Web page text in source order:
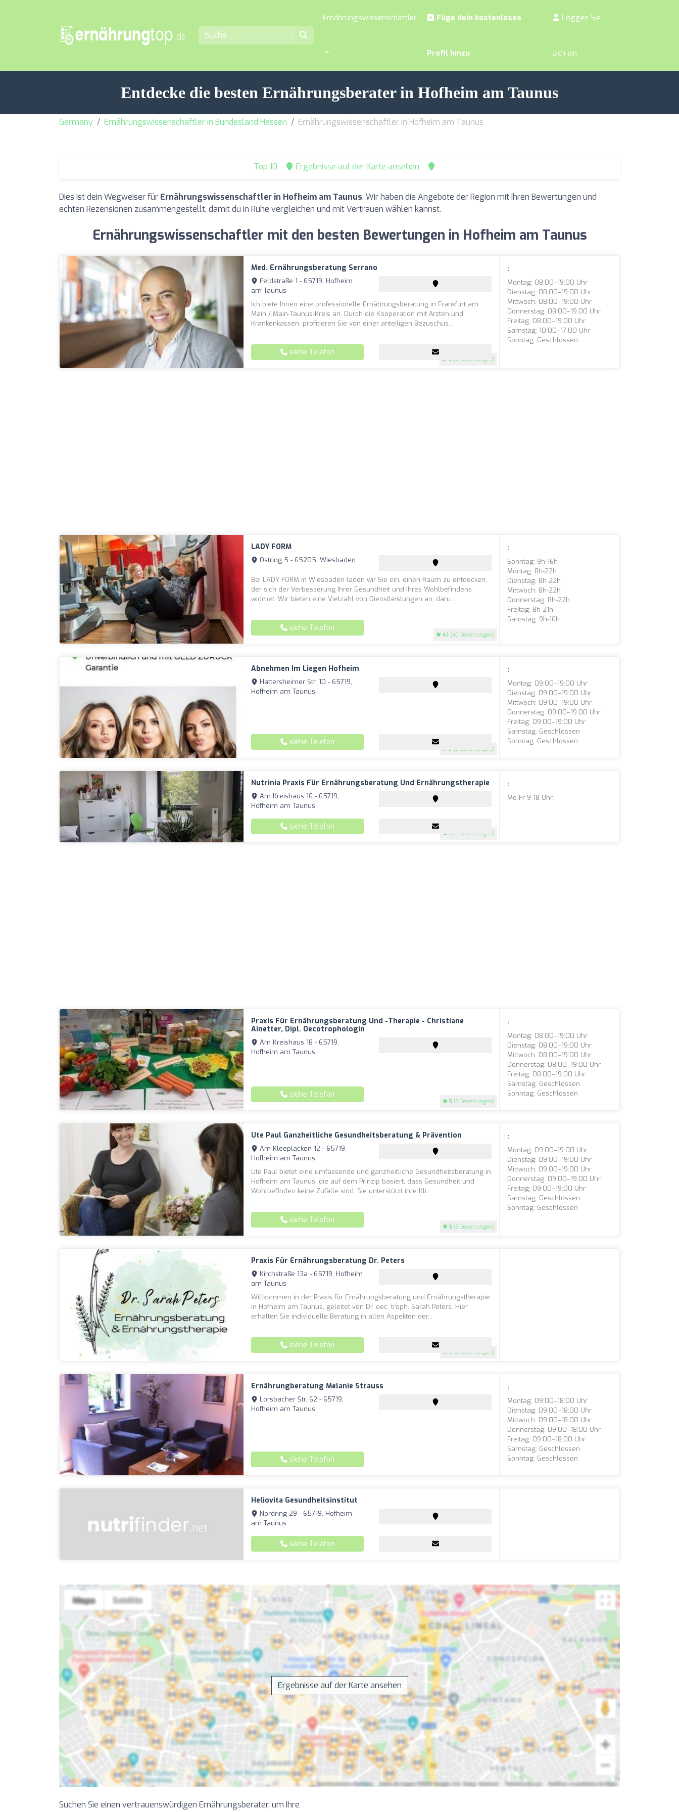
Ernährungswissenschaftler Füge dein kostenloses
Profil hinzu
Loggen Sie
sich ein
Entdecke die besten Ernährungsberater in Hofheim am Taunus
Germany Ernährungswissenschaftler in Bundesland Hessen Ernährungswissenschaftler in Hofheim am Taunus
Top 10 Ergebnisse auf der Karte ansehen
Dies ist dein Wegweiser für Ernährungswissenschaftler in Hofheim am Taunus. Wir haben die Angebote der Region mit ihren Bewertungen und
echten Rezensionen zusammengestellt, damit du in Ruhe vergleichen und mit Vertrauen wählen kannst.
Ernährungswissenschaftler mit den besten Bewertungen in Hofheim am Taunus
Med. Ernährungsberatung Serrano
5 (5 Bewertungen)
Feldstraße 1 - 65719, Hofheim
am Taunus
Ich biete Ihnen eine professionelle Ernährungsberatung in Frankfurt am
Main / Main-Taunus-Kreis an. Durch die Kooperation mit Ärzten und
Krankenkassen, profitieren Sie von einer anteiligen Bezuschus...
siehe Telefon
:
Montag: 08:00–19:00 Uhr
Dienstag: 08:00–19:00 Uhr
Mittwoch: 08:00–19:00 Uhr
Donnerstag: 08:00–19:00 Uhr
Freitag: 08:00–19:00 Uhr
Samstag: 10:00–17:00 Uhr
Sonntag: Geschlossen
LADY FORM
4.1 (40 Bewertungen)
Ostring 5 - 65205, Wiesbaden
Bei LADY FORM in Wiesbaden laden wir Sie ein, einen Raum zu entdecken,
der sich der Verbesserung Ihrer Gesundheit und Ihres Wohlbefindens
widmet. Wir bieten eine Vielzahl von Dienstleistungen an, daru...
siehe Telefon
:
Sonntag: 9h-16h
Montag: 8h-22h
Dienstag: 8h-22h
Mittwoch: 8h-22h
Donnerstag: 8h-22h
Freitag: 8h-21h
Samstag: 9h-16h
Abnehmen Im Liegen Hofheim
5 (5 Bewertungen)
Hattersheimer Str. 10 - 65719,
Hofheim am Taunus
siehe Telefon
:
Montag: 09:00–19:00 Uhr
Dienstag: 09:00–19:00 Uhr
Mittwoch: 09:00–19:00 Uhr
Donnerstag: 09:00–19:00 Uhr
Freitag: 09:00–19:00 Uhr
Samstag: Geschlossen
Sonntag: Geschlossen
Nutrinia Praxis Für Ernährungsberatung Und Ernährungstherapie
5 (4 Bewertungen)
Am Kreishaus 16 - 65719,
Hofheim am Taunus
siehe Telefon
:
Mo-Fr 9-18 Uhr.
Praxis Für Ernährungsberatung Und -therapie - Christiane
Ainetter, Dipl. Oecotrophologin
5 (3 Bewertungen)
Am Kreishaus 18 - 65719,
Hofheim am Taunus
siehe Telefon
:
Montag: 08:00–19:00 Uhr
Dienstag: 08:00–19:00 Uhr
Mittwoch: 08:00–19:00 Uhr
Donnerstag: 08:00–19:00 Uhr
Freitag: 08:00–19:00 Uhr
Samstag: Geschlossen
Sonntag: Geschlossen
Ute Paul Ganzheitliche Gesundheitsberatung & Prävention
5 (3 Bewertungen)
Am Kleeplacken 12 - 65719,
Hofheim am Taunus
Ute Paul bietet eine umfassende und ganzheitliche Gesundheitsberatung in
Hofheim am Taunus, die auf dem Prinzip basiert, dass Gesundheit und
Wohlbefinden keine Zufälle sind. Sie unterstützt ihre Kli...
siehe Telefon
:
Montag: 09:00–19:00 Uhr
Dienstag: 09:00–19:00 Uhr
Mittwoch: 09:00–19:00 Uhr
Donnerstag: 09:00–19:00 Uhr
Freitag: 09:00–19:00 Uhr
Samstag: Geschlossen
Sonntag: Geschlossen
Praxis Für Ernährungsberatung Dr. Peters
5 (2 Bewertungen)
Kirchstraße 13a - 65719, Hofheim
am Taunus
Willkommen in der Praxis für Ernährungsberatung und Ernährungstherapie
in Hofheim am Taunus, geleitet von Dr. oec. troph. Sarah Peters. Hier
erhalten Sie individuelle Beratung in allen Aspekten der...
siehe Telefon
Ernährungberatung Melanie Strauss
Lorsbacher Str. 62 - 65719,
Hofheim am Taunus
siehe Telefon
:
Montag: 09:00–18:00 Uhr
Dienstag: 09:00–18:00 Uhr
Mittwoch: 09:00–18:00 Uhr
Donnerstag: 09:00–18:00 Uhr
Freitag: 09:00–18:00 Uhr
Samstag: Geschlossen
Sonntag: Geschlossen
Heliovita Gesundheitsinstitut
Nordring 29 - 65719, Hofheim
am Taunus
siehe Telefon
Ergebnisse auf der Karte ansehen
Suchen Sie einen vertrauenswürdigen Ernährungsberater, um Ihre